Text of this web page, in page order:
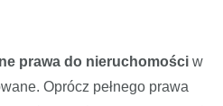
prawa do nieruchomości w
Oprócz pełnego prawa